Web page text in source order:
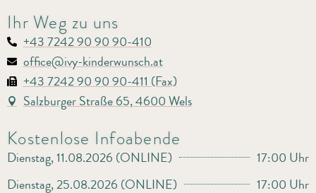
Ihr Weg zu uns
+43 7242 90 90 90-410
office@ivy-kinderwunsch.at
+43 7242 90 90 90-411 (Fax)
Salzburger Straße 65, 4600 Wels
Kostenlose Infoabende
Dienstag, 11.08.2026 (ONLINE)
17:00 Uhr
Dienstag, 25.08.2026 (ONLINE)
17:00 Uhr